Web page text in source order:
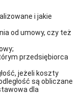
i jakie
od umowy, czy też
przedsiębiorca
jeżeli koszty
są obliczane
dla